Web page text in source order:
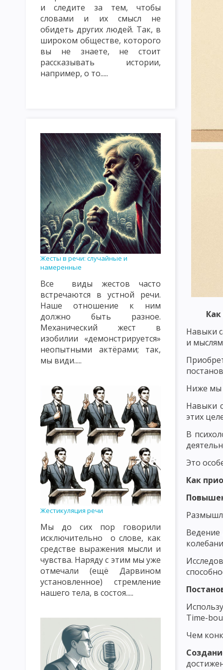
ТРАДИЦИОННЫЕ МЕТОДЫ ОБУЧЕНИЯ. СЛОВЕСНЫЕ МЕТОДЫ
МЕТОД ЛЕКЦИЯ МЕТОД БЕСЕДА МЕТОД ДИСКУССИЯ
НАГЛЯДНЫЕ МЕТОДЫ ОБУЧЕНИЯ: ПОКАЗ, ИЛЛЮСТРИРОВАНИЕ
ПРАКТИЧЕСКИЕ МЕТОДЫ ОБУЧЕНИЯ: ЛАБОРАТОРНЫЕ
МЕТОДЫ КОНТРОЛЯ И САМОКОНТРОЛЯ В ОБУЧЕНИИ.
ИМИТАЦИОННЫЕ НЕ ИГРОВЫЕ МЕТОДЫ ОБУЧЕНИЯ. АНАЛИЗ
МЕТОДИКА РЕШЕНИЯ СИТУАЦИОННЫХ ЗАДАЧ МЕТОД
МОЗГОВАЯ АТАКА (БРЕЙНСТОРМИНГ) МЕТОД КРУГЛОГО
ИНТЕЛЛЕКТУАЛЬНАЯ РАЗМИНКА, СОКРАТИЧНАЯ БЕСЕДА КАК
КЛАССИФИКАЦИЯ ФОРМ ОРГАНИЗАЦИИ ОБУЧЕНИЯ УРОК:
КЛАССИФИКАЦИЯ УРОКОВ. ТИПЫ УРОКОВ. ВИДЫ УРОКОВ
ВИДЫ, ФОРМЫ И МЕТОДЫ КОНТРОЛЯ И ОЦЕНКИ
СОДЕРЖАНИЕ ПЕДАГОГИЧЕСКОГО ПОНЯТИЯ «ВОСПИТАНИЕ»
ОБЪЕКТЫ ВОСПИТАТЕЛЬНОГО ВОЗДЕЙСТВИЯ: СОЗНАНИЕ,
ТЕОРИЯ ВОСПИТАНИЯ КАК НАУЧНАЯ И УЧЕБНАЯ ДИСЦИПЛИНА
ФУНКЦИИ ТЕОРИИ ВОСПИТАНИЯ СУТЬ ПРОЦЕССА
КЛАССИФИКАЦИЯ МЕТОДОВ ВОСПИТАНИЯ. ВОСПИТАННИКИ
ЦЕЛЬ И ЭМОЦИОНАЛЬНО-МОТИВАЦИОННЫЙ КОМПОНЕНТ
КОНТРОЛЬНО-РЕГУЛИРОВОЧНЫЙ КОМПОНЕНТ УЧЕБНОГО
ЗАКОНЫ ВОСПИТАНИЯ И ИХ ХАРАКТЕРИСТИКА
ХАРАКТЕРИСТИКА ПРИНЦИПОВ ВОСПИТАНИЯ
ПРИНЦИП ОБЩЕСТВЕННОЙ НАПРАВЛЕННОСТИ, СВЯЗИ С
ПРИНЦИП СУБЪЕКТ-СУБЪЕКТНЫЙ ХАРАКТЕР
ПРИНЦИП НАСТУПАТЕЛЬНОСТИ И АКТИВНОСТИ,
ПРИНЦИП ГУМАНИЗМА И ДЕМОКРАТИЗМА, ВЫСОКОЙ
ПРИНЦИПЫ, КАСАЮЩИЕСЯ СУБЪЕКТОВ ВОСПИТАНИЯ И
СОДЕРЖАНИЕ ВОСПИТАНИЯ КАК ПЕДАГОГИЧЕСКАЯ ПРОБЛЕМА
ОСНОВНАЯ ЦЕЛЬ И ЗАДАЧИ НАЦИОНАЛЬНОГО ВОСПИТАНИЯ
ПОНЯТИЕ О МЕТОДАХ ВОСПИТАНИЯ КЛАССИФИКАЦИЯ
ПЕДАГОГИЧЕСКАЯ ХАРАКТЕРИСТИКА СОЦИАЛЬНОЙ СРЕДЫ
ОСНОВНЫЕ ВОСПИТАТЕЛЬНЫЕ ФУНКЦИИ УЧЕБНОЙ СРЕДЫ
ЭТАПЫ И ПРИНЦИПЫ САМОВОСПИТАНИЯ
ОСНОВЫ ПЕДАГОГИЧЕСКОГО МАСТЕРСТВА РАЗМЕЩЕНИЕ
и следите за тем, чтобы
словами и их смысл не
обидеть других людей. Так, в
широком обществе, которого
вы не знаете, не стоит
рассказывать истории,
например, о то.....
Жесты в речи: случайные и
намеренные
Все виды жестов часто
встречаются в устной речи.
Наше отношение к ним
должно быть разное.
Механический жест в
изобилии «демонстрируется»
неопытными актёрами; так,
мы види.....
Жестикуляция речи
Мы до сих пор говорили
исключительно о слове, как
средстве выражения мысли и
чувства. Наряду с этим мы уже
отмечали (ещё Дарвином
установленное) стремление
нашего тела, в состоя.....
Навыки
и
Ниже мы
Навыки
этих
В
Это
Как
Time-
Чем